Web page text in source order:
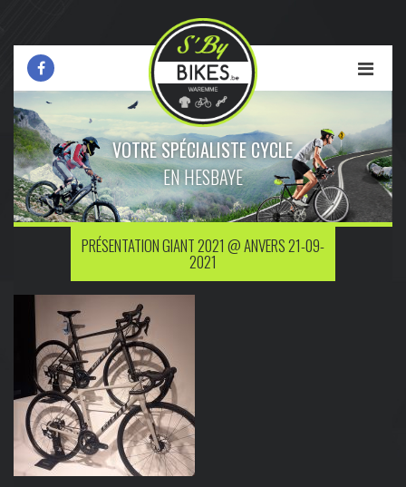
VOTRE SPÉCIALISTE CYCLE
EN HESBAYE
PRÉSENTATION GIANT 2021 @ ANVERS 21-09-
2021